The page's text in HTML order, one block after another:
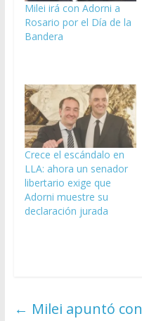
Milei irá con Adorni a
Rosario por el Día de la
Bandera
Crece el escándalo en
LLA: ahora un senador
libertario exige que
Adorni muestre su
declaración jurada
← Milei apuntó